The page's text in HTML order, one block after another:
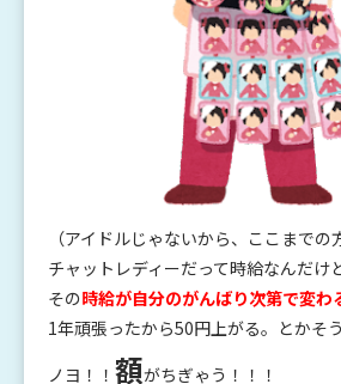
（アイドルじゃないから、ここまでの
チャットレディーだって時給なんだけ
その時給が自分のがんばり次第で変わ
1年頑張ったから50円上がる。とかそ
ノヨ！！ 額がちぎゃう！！！